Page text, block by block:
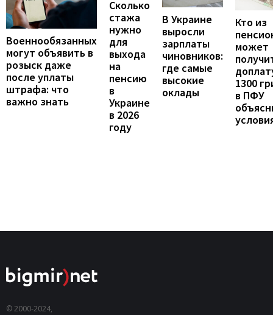
Военнообязанных
могут объявить в
розыск даже
после уплаты
штрафа: что
важно знать
Сколько
стажа
нужно
для
выхода
на
пенсию
в
Украине
в 2026
году
В Украине
выросли
зарплаты
чиновников:
где самые
высокие
оклады
Кто из
может
1300
в ПФУ
© 2000-2024,